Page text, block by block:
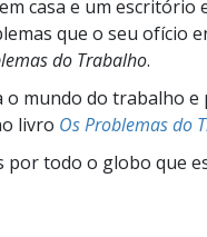
casa e um escritório
que o seu ofício
do Trabalho.
mundo do trabalho e
livro Os Problemas do
por todo o globo que